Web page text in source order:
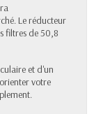
Le réducteur
filtres de 50,8
et d'un
orienter votre